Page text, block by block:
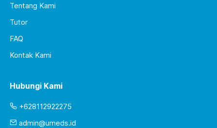
Tentang Kami
Tutor
FAQ
Kontak Kami
Hubungi Kami
+628112922275
admin@umeds.id